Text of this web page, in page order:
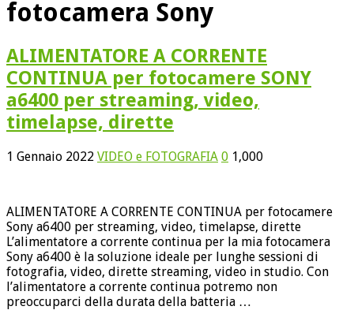
fotocamera Sony
ALIMENTATORE A CORRENTE
CONTINUA per fotocamere SONY
a6400 per streaming, video,
timelapse, dirette
1 Gennaio 2022 VIDEO e FOTOGRAFIA 0 1,000
ALIMENTATORE A CORRENTE CONTINUA per fotocamere
Sony a6400 per streaming, video, timelapse, dirette
L’alimentatore a corrente continua per la mia fotocamera
Sony a6400 è la soluzione ideale per lunghe sessioni di
fotografia, video, dirette streaming, video in studio. Con
l’alimentatore a corrente continua potremo non
preoccuparci della durata della batteria …